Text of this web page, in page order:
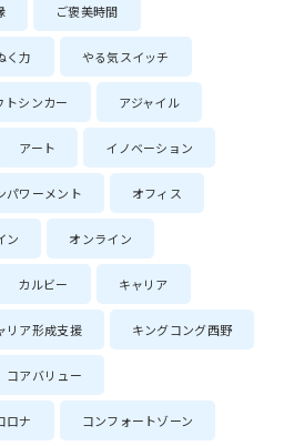
ご褒美時間
く力 やる気スイッチ
トシンカー アジャイル
アート イノベーション
パワーメント オフィス
ン オンライン
カルビー キャリア
リア形成支援 キングコング西野
コアバリュー
ロナ コンフォートゾーン